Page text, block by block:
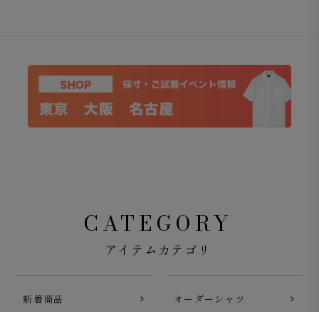
CATEGORY
アイテムカテゴリ
新着商品 オーダーシャツ